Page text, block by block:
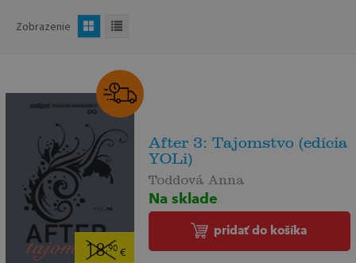
Zobrazenie
18,90€
After 3: Tajomstvo (edícia
YOLi)
Toddová Anna
Na sklade
pridať do košíka